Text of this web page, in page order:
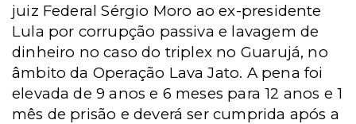
juiz Federal Sérgio Moro ao ex-presidente
Lula por corrupção passiva e lavagem de
dinheiro no caso do triplex no Guarujá, no
âmbito da Operação Lava Jato. A pena foi
elevada de 9 anos e 6 meses para 12 anos e 1
mês de prisão e deverá ser cumprida após a